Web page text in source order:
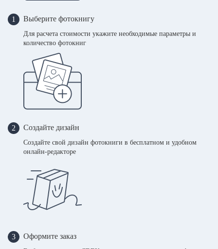
1 Выберите фотокнигу
Для расчета стоимости укажите необходимые параметры и
количество фотокниг
2 Создайте дизайн
Создайте свой дизайн фотокниги в бесплатном и удобном
онлайн-редакторе
3 Оформите заказ